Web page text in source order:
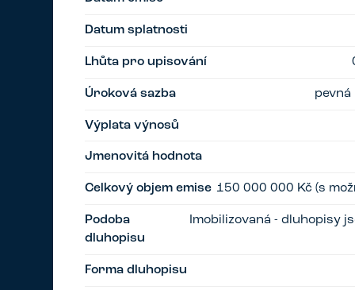
Datum splatnosti
Lhůta pro upisování
Úroková sazba pevná
Výplata výnosů
Jmenovitá hodnota
Celkový objem emise 150 000 000 Kč (s
Podoba
dluhopisu
Imobilizovaná - dluhopisy
Forma dluhopisu